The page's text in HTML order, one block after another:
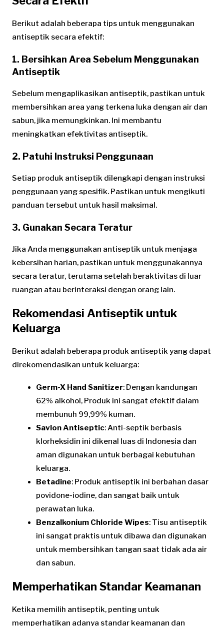
Berikut adalah beberapa tips untuk menggunakan
antiseptik secara efektif:
1. Bersihkan Area Sebelum Menggunakan
Antiseptik
Sebelum mengaplikasikan antiseptik, pastikan untuk
membersihkan area yang terkena luka dengan air dan
sabun, jika memungkinkan. Ini membantu
meningkatkan efektivitas antiseptik.
2. Patuhi Instruksi Penggunaan
Setiap produk antiseptik dilengkapi dengan instruksi
penggunaan yang spesifik. Pastikan untuk mengikuti
panduan tersebut untuk hasil maksimal.
3. Gunakan Secara Teratur
Jika Anda menggunakan antiseptik untuk menjaga
kebersihan harian, pastikan untuk menggunakannya
secara teratur, terutama setelah beraktivitas di luar
ruangan atau berinteraksi dengan orang lain.
Rekomendasi Antiseptik untuk
Keluarga
Berikut adalah beberapa produk antiseptik yang dapat
direkomendasikan untuk keluarga:
Germ-X Hand Sanitizer: Dengan kandungan
62% alkohol, Produk ini sangat efektif dalam
membunuh 99,99% kuman.
Savlon Antiseptic: Anti-septik berbasis
klorheksidin ini dikenal luas di Indonesia dan
aman digunakan untuk berbagai kebutuhan
keluarga.
Betadine: Produk antiseptik ini berbahan dasar
povidone-iodine, dan sangat baik untuk
perawatan luka.
Benzalkonium Chloride Wipes: Tisu antiseptik
ini sangat praktis untuk dibawa dan digunakan
untuk membersihkan tangan saat tidak ada air
dan sabun.
Memperhatikan Standar Keamanan
Ketika memilih antiseptik, penting untuk
memperhatikan adanya standar keamanan dan